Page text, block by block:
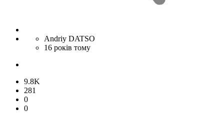
Andriy DATSO
16 років тому
9.8K
281
0
0